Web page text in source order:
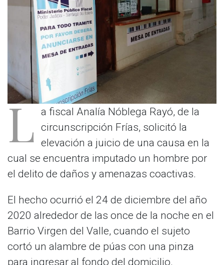
L a fiscal Analía Nóblega Rayó, de la
circunscripción Frías, solicitó la
elevación a juicio de una causa en la
cual se encuentra imputado un hombre por
el delito de daños y amenazas coactivas.
El hecho ocurrió el 24 de diciembre del año
2020 alrededor de las once de la noche en el
Barrio Virgen del Valle, cuando el sujeto
cortó un alambre de púas con una pinza
para ingresar al fondo del domicilio.